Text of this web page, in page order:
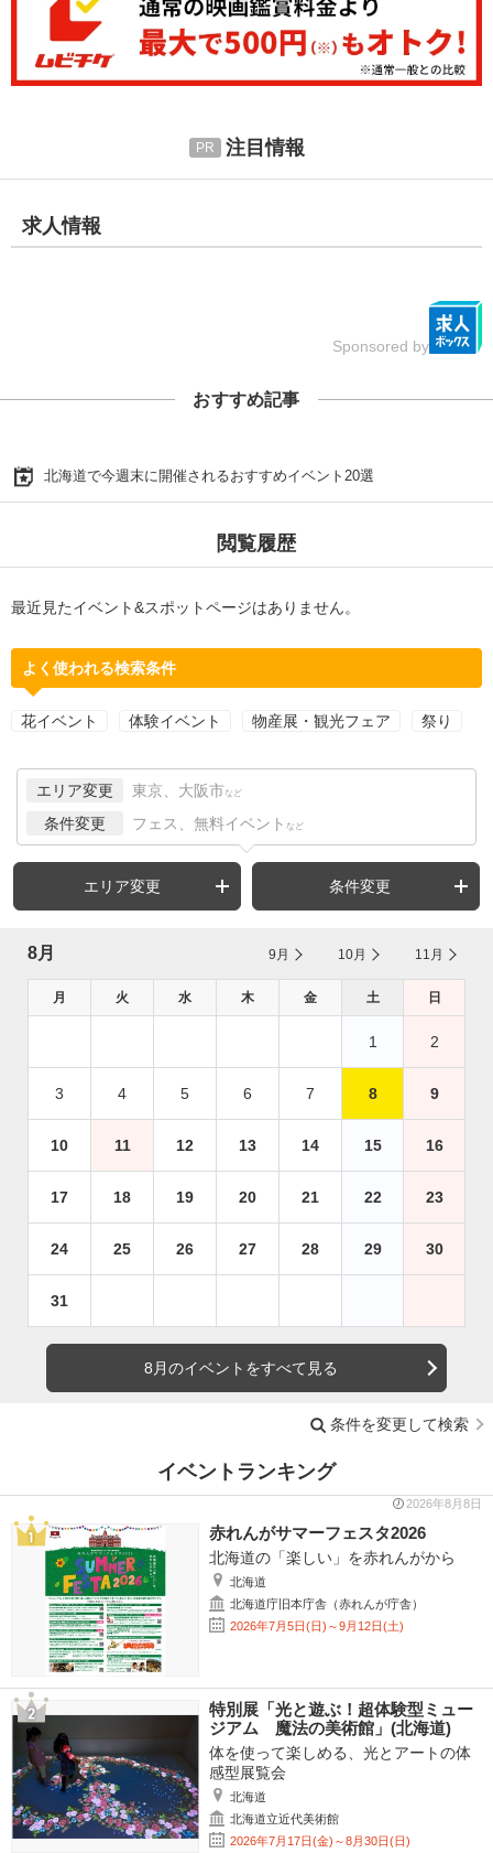
注目情報
求人情報
Sponsored by
おすすめ記事
北海道で今週末に開催されるおすすめイベント20選
閲覧履歴
最近見たイベント&スポットページはありません。
よく使われる検索条件
花イベント 体験イベント 物産展・観光フェア 祭り
エリア変更 東京、大阪市 など
条件変更 フェス、無料イベント など
エリア変更 条件変更
8月 9月 10月 11月
月 火 水 木 金 土 日
1 2
3 4 5 6 7 8 9
10 11 12 13 14 15 16
17 18 19 20 21 22 23
24 25 26 27 28 29 30
31
8月のイベントをすべて見る
条件を変更して検索
イベントランキング
2026年8月8日
赤れんがサマーフェスタ2026
北海道の「楽しい」を赤れんがから
北海道
北海道庁旧本庁舎（赤れんが庁舎）
2026年7月5日(日)～9月12日(土)
特別展「光と遊ぶ！超体験型ミュー
ジアム 魔法の美術館」(北海道)
体を使って楽しめる、光とアートの体
感型展覧会
北海道
北海道立近代美術館
2026年7月17日(金)～8月30日(日)